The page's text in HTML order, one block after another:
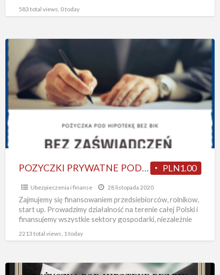
583 total views, 0 today
POZYCZKI
PRYWATNE
POD
ZASTAW
NIERUCHOMOSCI
DO
10
MLN
NAWET
PLN1.00
POZYCZKI PRYWATNE POD ZASTAW NIERUCHOMOSCI DO 10 MLN NAWET NA 5 LAT
Ubezpieczenia i finanse 28 listopada 2020
Zajmujemy się finansowaniem przedsiebiorców, rolnikow,
start up. Prowadzimy działalność na terenie całej Polski i
finansujemy wszystkie sektory gospodarki, niezależnie
2213 total views, 1 today
POZYCZKI